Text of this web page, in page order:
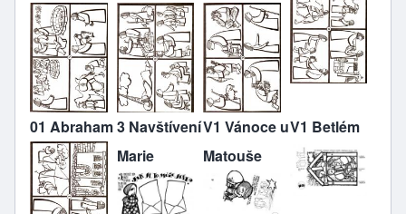
01 Abraham3 Navštívení
Marie
V1 Vánoce u
Matouše
V1 Betlém